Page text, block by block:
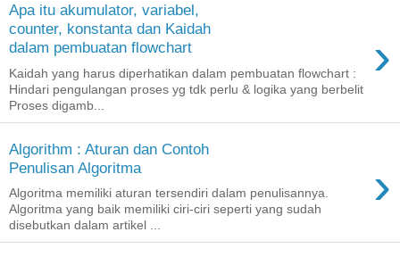
Apa itu akumulator, variabel,
counter, konstanta dan Kaidah
dalam pembuatan flowchart
›
Kaidah yang harus diperhatikan dalam pembuatan flowchart :
Hindari pengulangan proses yg tdk perlu & logika yang berbelit
Proses digamb...
Algorithm : Aturan dan Contoh
Penulisan Algoritma
›
Algoritma memiliki aturan tersendiri dalam penulisannya.
Algoritma yang baik memiliki ciri-ciri seperti yang sudah
disebutkan dalam artikel ...